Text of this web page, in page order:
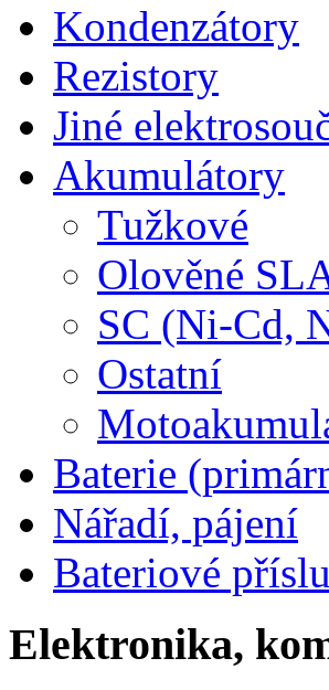
Kondenzátory
Rezistory
Jiné
Akumulátory
Tužkové
Olověné
SC (Ni-Cd,
Ostatní
Baterie
Nářadí, pájení
Bateriové
Elektronika,